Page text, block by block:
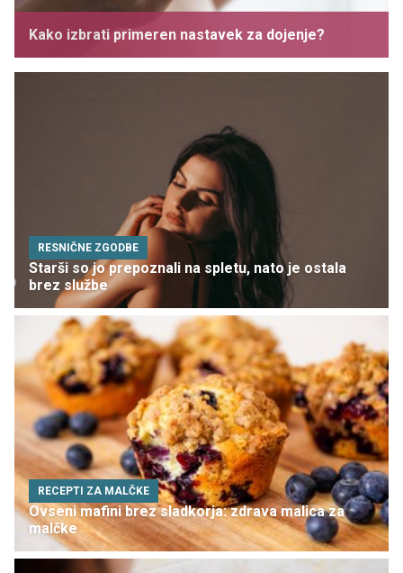
Kako izbrati primeren nastavek za dojenje?
RESNIČNE ZGODBE
Starši so jo prepoznali na spletu, nato je ostala
brez službe
RECEPTI ZA MALČKE
Ovseni mafini brez sladkorja: zdrava malica za
malčke